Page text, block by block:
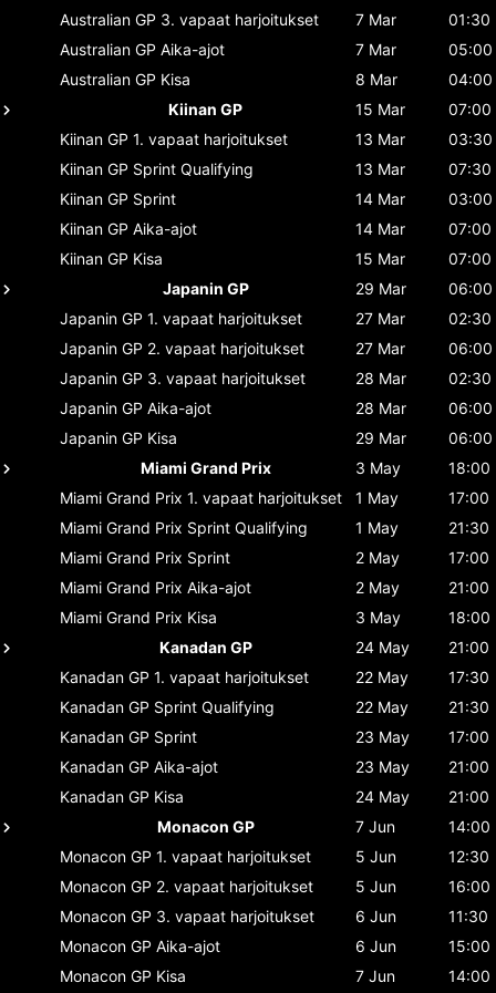
Australian GP 3. vapaat harjoitukset 7 Mar
01:30
Australian GP Aika-ajot 7 Mar
05:00
Australian GP Kisa 8 Mar
04:00
Kiinan GP
15 Mar
07:00
Kiinan GP 1. vapaat harjoitukset 13 Mar
03:30
Kiinan GP Sprint Qualifying 13 Mar
07:30
Kiinan GP Sprint 14 Mar
03:00
Kiinan GP Aika-ajot 14 Mar
07:00
Kiinan GP Kisa 15 Mar
07:00
Japanin GP
29 Mar
06:00
Japanin GP 1. vapaat harjoitukset 27 Mar
02:30
Japanin GP 2. vapaat harjoitukset 27 Mar
06:00
Japanin GP 3. vapaat harjoitukset 28 Mar
02:30
Japanin GP Aika-ajot 28 Mar
06:00
Japanin GP Kisa 29 Mar
06:00
Miami Grand Prix
3 May
18:00
Miami Grand Prix 1. vapaat harjoitukset 1 May
17:00
Miami Grand Prix Sprint Qualifying 1 May
21:30
Miami Grand Prix Sprint 2 May
17:00
Miami Grand Prix Aika-ajot 2 May
21:00
Miami Grand Prix Kisa 3 May
18:00
Kanadan GP
24 May
21:00
Kanadan GP 1. vapaat harjoitukset 22 May
17:30
Kanadan GP Sprint Qualifying 22 May
21:30
Kanadan GP Sprint 23 May
17:00
Kanadan GP Aika-ajot 23 May
21:00
Kanadan GP Kisa 24 May
21:00
Monacon GP
7 Jun
14:00
Monacon GP 1. vapaat harjoitukset 5 Jun
12:30
Monacon GP 2. vapaat harjoitukset 5 Jun
16:00
Monacon GP 3. vapaat harjoitukset 6 Jun
11:30
Monacon GP Aika-ajot 6 Jun
15:00
Monacon GP Kisa 7 Jun
14:00